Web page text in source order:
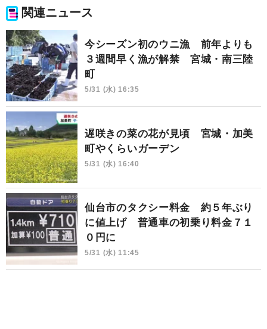
関連ニュース
今シーズン初のウニ漁 前年よりも
３週間早く漁が解禁 宮城・南三陸
町
5/31 (水) 16:35
遅咲きの菜の花が見頃 宮城・加美
町やくらいガーデン
5/31 (水) 16:40
仙台市のタクシー料金 約５年ぶり
に値上げ 普通車の初乗り料金７１
０円に
5/31 (水) 11:45